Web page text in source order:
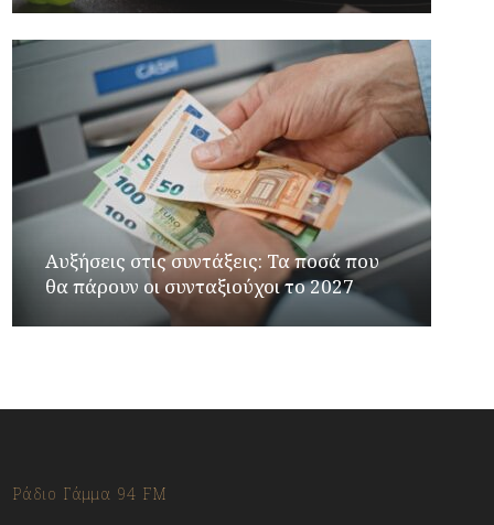
Αυξήσεις στις συντάξεις: Τα ποσά που
θα πάρουν οι συνταξιούχοι το 2027
Ράδιο Γάμμα 94 FM